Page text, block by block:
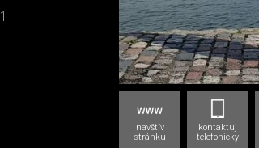
navštív
stránku
kontaktuj
telefonicky